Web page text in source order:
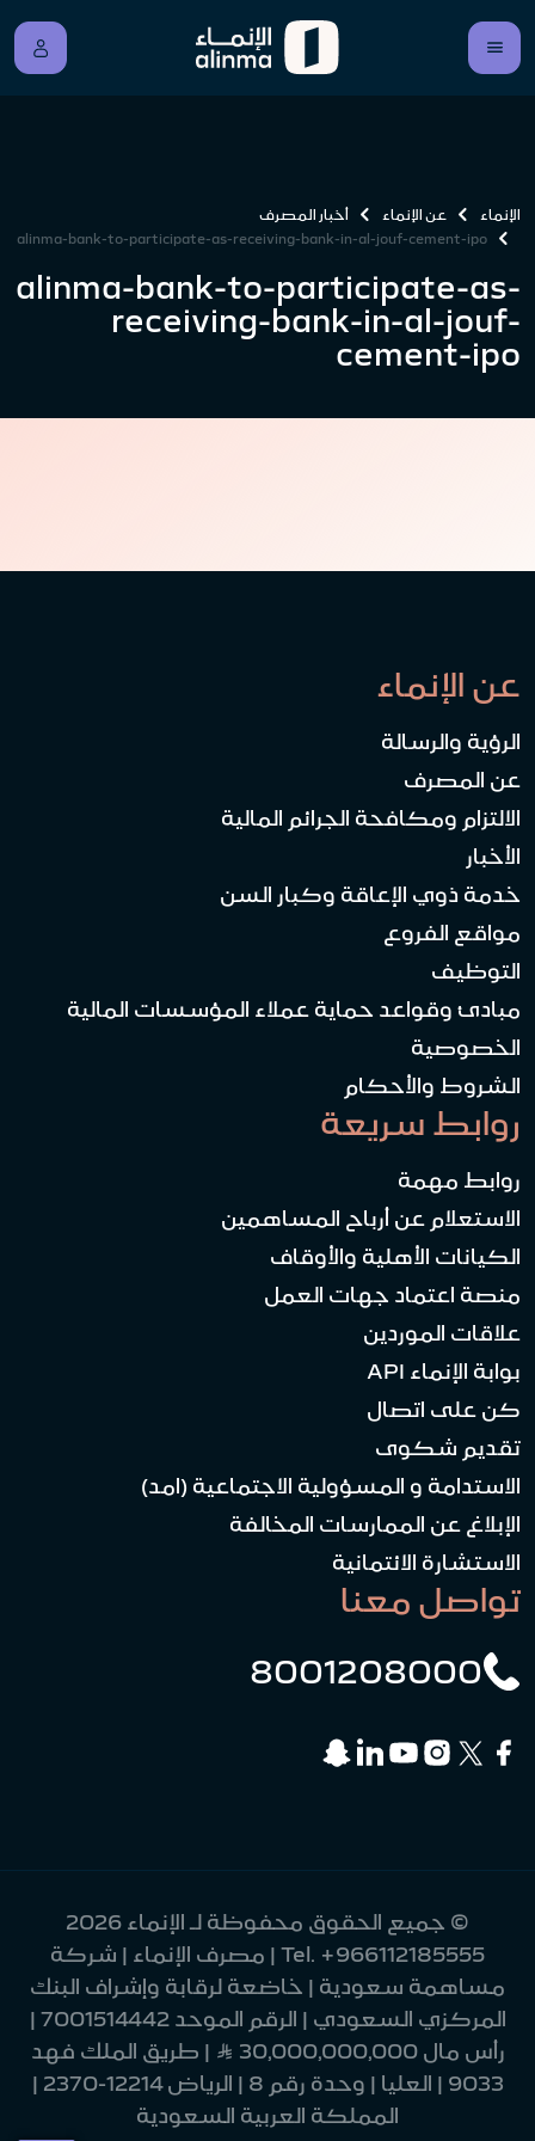
الإنماء عن الإنماء
أخبار المصرف
alinma-bank-to-participate-as-receiving-bank-in-al-jouf-cement-ipo
alinma-bank-to-participate-as-
receiving-bank-in-al-jouf-
cement-ipo
عن الإنماء
الرؤية والرسالة
عن المصرف
الالتزام ومكافحة الجرائم المالية
الأخبار
خدمة ذوي الإعاقة وكبار السن
مواقع الفروع
التوظيف
مبادئ وقواعد حماية عملاء المؤسسات المالية
الخصوصية
الشروط والأحكام
روابط سريعة
روابط مهمة
الاستعلام عن أرباح المساهمين
الكيانات الأهلية والأوقاف
منصة اعتماد جهات العمل
علاقات الموردين
بوابة الإنماء API
كن على اتصال
تقديم شكوى
الاستدامة و المسؤولية الاجتماعية (امد)
الإبلاغ عن الممارسات المخالفة
الاستشارة الائتمانية
تواصل معنا
8001208000
© جميع الحقوق محفوظة لـ الإنماء 2026
Tel. +966112185555
| مصرف الإنماء | شركة
مساهمة سعودية | خاضعة لرقابة وإشراف البنك
المركزي السعودي | الرقم الموحد 7001514442 |
رأس مال 30,000,000,000 Ʀ | طريق الملك فهد
9033 | العليا | وحدة رقم 8 | الرياض 12214-2370 |
المملكة العربية السعودية